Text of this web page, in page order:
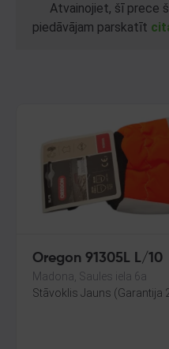
Atvainojiet, šī prece
piedāvājam parskatīt
Oregon 91305L L/10
Madona, Saules iela 6a
Stāvoklis Jauns (Garantija